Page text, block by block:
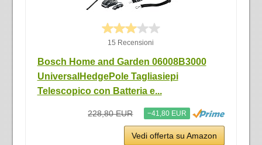
15 Recensioni
Bosch Home and Garden 06008B3000
UniversalHedgePole Tagliasiepi
Telescopico con Batteria e...
228,80 EUR −41,80 EUR
Vedi offerta su Amazon